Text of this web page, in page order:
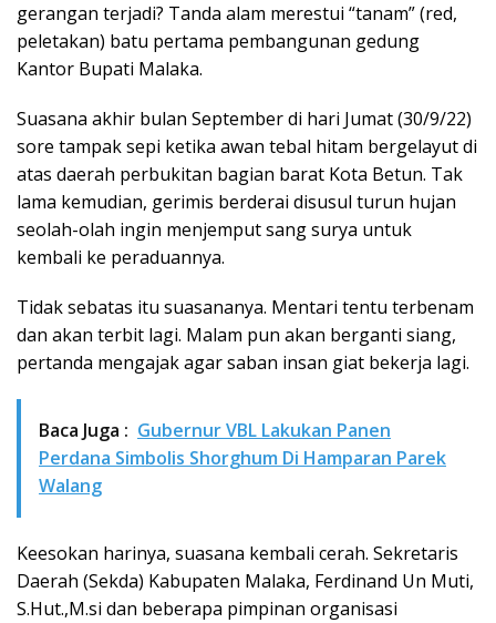
gerangan terjadi? Tanda alam merestui “tanam” (red,
peletakan) batu pertama pembangunan gedung
Kantor Bupati Malaka.
Suasana akhir bulan September di hari Jumat (30/9/22)
sore tampak sepi ketika awan tebal hitam bergelayut di
atas daerah perbukitan bagian barat Kota Betun. Tak
lama kemudian, gerimis berderai disusul turun hujan
seolah-olah ingin menjemput sang surya untuk
kembali ke peraduannya.
Tidak sebatas itu suasananya. Mentari tentu terbenam
dan akan terbit lagi. Malam pun akan berganti siang,
pertanda mengajak agar saban insan giat bekerja lagi.
Baca Juga : Gubernur VBL Lakukan Panen
Perdana Simbolis Shorghum Di Hamparan Parek
Walang
Keesokan harinya, suasana kembali cerah. Sekretaris
Daerah (Sekda) Kabupaten Malaka, Ferdinand Un Muti,
S.Hut.,M.si dan beberapa pimpinan organisasi